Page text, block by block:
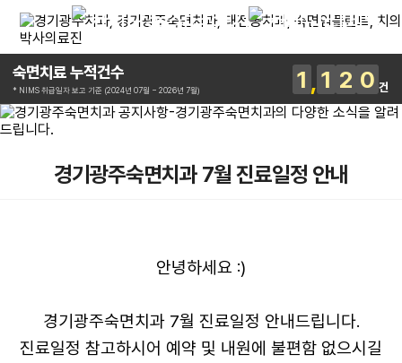
숙면치료 누적건수
* NIMS 취급일자 보고 기준 (2024년 07월 ~ 2026년 7월) 1 1 2 0 건
경기광주숙면치과 7월 진료일정 안내
안녕하세요 :)
경기광주숙면치과 7월 진료일정 안내드립니다.
진료일정 참고하시어 예약 및 내원에 불편함 없으시길